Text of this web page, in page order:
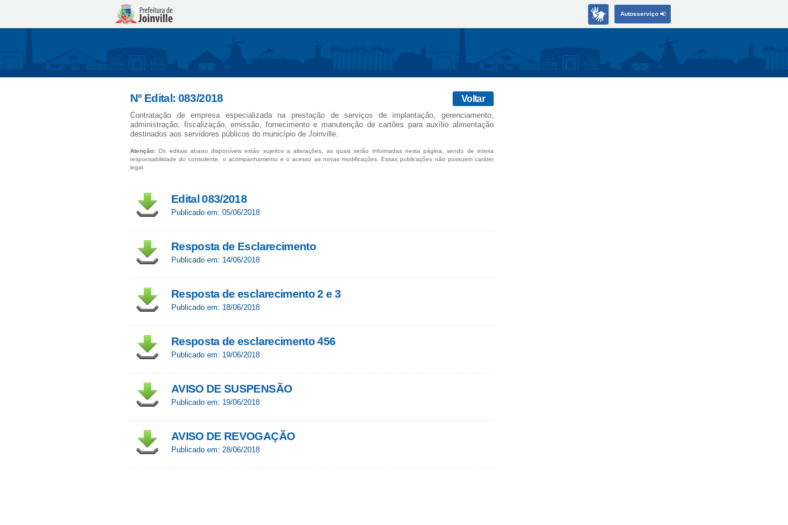
Autosserviço
Nº Edital: 083/2018 Voltar
Contratação de empresa especializada na prestação de serviços de implantação, gerenciamento,
administração, fiscalização, emissão, fornecimento e manutenção de cartões para auxílio alimentação
destinados aos servidores públicos do município de Joinville.
Atenção: Os editais abaixo disponíveis estão sujeitos a alterações, as quais serão informadas nesta página, sendo de inteira
responsabilidade do consulente, o acompanhamento e o acesso as novas modificações. Essas publicações não possuem caráter
legal.
Edital 083/2018
Publicado em: 05/06/2018
Resposta de Esclarecimento
Publicado em: 14/06/2018
Resposta de esclarecimento 2 e 3
Publicado em: 18/06/2018
Resposta de esclarecimento 456
Publicado em: 19/06/2018
AVISO DE SUSPENSÃO
Publicado em: 19/06/2018
AVISO DE REVOGAÇÃO
Publicado em: 28/06/2018